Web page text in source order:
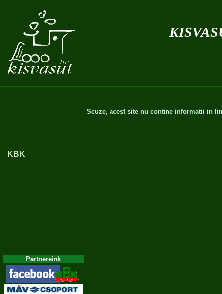
KBK
Partnereink
Scuze, acest site nu contine informatii in